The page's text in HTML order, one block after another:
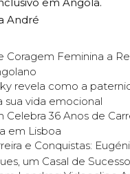
André
Coragem Feminina a
revela como a
sua vida emocional
Celebra 36 Anos de
em Lisboa
e Conquistas:
um Casal de Sucesso